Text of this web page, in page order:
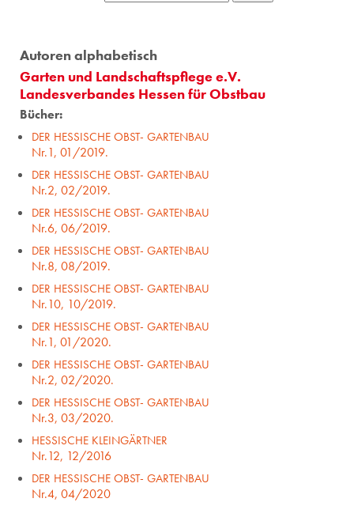
Autoren alphabetisch
Garten und Landschaftspflege e.V.
Landesverbandes Hessen für Obstbau
Bücher:
DER HESSISCHE OBST- GARTENBAU
Nr.1, 01/2019.
DER HESSISCHE OBST- GARTENBAU
Nr.2, 02/2019.
DER HESSISCHE OBST- GARTENBAU
Nr.6, 06/2019.
DER HESSISCHE OBST- GARTENBAU
Nr.8, 08/2019.
DER HESSISCHE OBST- GARTENBAU
Nr.10, 10/2019.
DER HESSISCHE OBST- GARTENBAU
Nr.1, 01/2020.
DER HESSISCHE OBST- GARTENBAU
Nr.2, 02/2020.
DER HESSISCHE OBST- GARTENBAU
Nr.3, 03/2020.
HESSISCHE KLEINGÄRTNER
Nr.12, 12/2016
DER HESSISCHE OBST- GARTENBAU
Nr.4, 04/2020